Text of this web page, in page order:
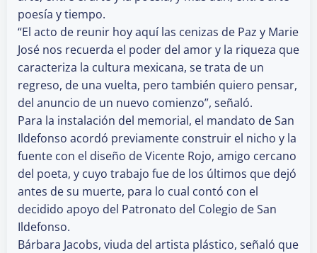
poesía y tiempo.
“El acto de reunir hoy aquí las cenizas de Paz y Marie
José nos recuerda el poder del amor y la riqueza que
caracteriza la cultura mexicana, se trata de un
regreso, de una vuelta, pero también quiero pensar,
del anuncio de un nuevo comienzo”, señaló.
Para la instalación del memorial, el mandato de San
Ildefonso acordó previamente construir el nicho y la
fuente con el diseño de Vicente Rojo, amigo cercano
del poeta, y cuyo trabajo fue de los últimos que dejó
antes de su muerte, para lo cual contó con el
decidido apoyo del Patronato del Colegio de San
Ildefonso.
Bárbara Jacobs, viuda del artista plástico, señaló que